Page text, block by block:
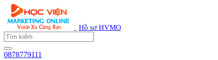
Hồ sơ HVMO
0878779111